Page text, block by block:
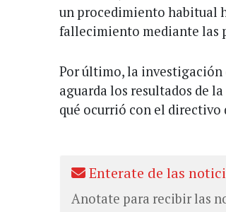
un procedimiento habitual
fallecimiento mediante las
Por último, la investigación
aguarda los resultados de
qué ocurrió con el directivo
Enterate de las
Anotate para recibir las